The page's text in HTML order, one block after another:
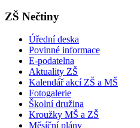
ZŠ Nečtiny
Úřední deska
Povinné informace
E-podatelna
Aktuality ZŠ
Kalendář akcí ZŠ a MŠ
Fotogalerie
Školní družina
Kroužky MŠ a ZŠ
Měsíční plány